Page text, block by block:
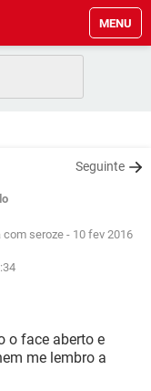
MENU
Seguinte
com seroze- 10 fev 2016
o face aberto e
me lembro a